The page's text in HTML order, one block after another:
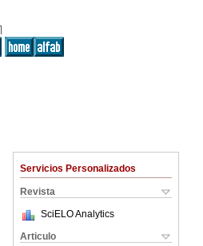
Servicios Personalizados
Revista
SciELO Analytics
Articulo